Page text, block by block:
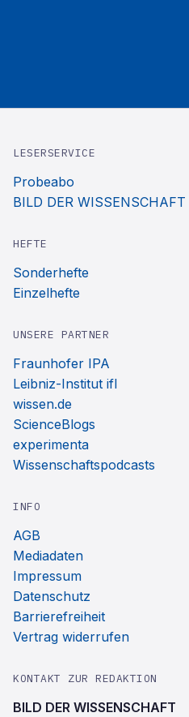
LESERSERVICE
Probeabo
BILD DER
HEFTE
Sonderhefte
Einzelhefte
UNSERE PARTNER
Fraunhofer IPA
Leibniz-Institut ifl
wissen.de
ScienceBlogs
experimenta
Wissenschaftspodcasts
INFO
AGB
Mediadaten
Impressum
Datenschutz
Barrierefreiheit
Vertrag widerrufen
KONTAKT ZUR REDAKTION
BILD DER WISSENSCHAFT